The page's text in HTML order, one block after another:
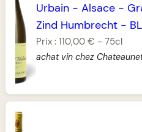
Urbain- Alsace-
Zind Humbrecht-
Prix : 110,00 € - 75cl
achat vin chez